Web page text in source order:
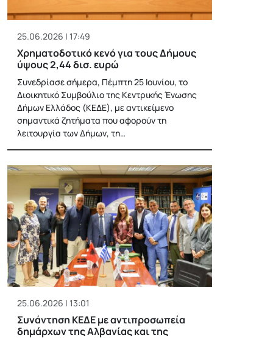
25.06.2026 | 17:49
Χρηματοδοτικό κενό για τους Δήμους
ύψους 2,44 δισ. ευρώ
Συνεδρίασε σήμερα, Πέμπτη 25 Ιουνίου, το
Διοικητικό Συμβούλιο της Κεντρικής Ένωσης
Δήμων Ελλάδος (ΚΕΔΕ), με αντικείμενο
σημαντικά ζητήματα που αφορούν τη
λειτουργία των Δήμων, τη…
25.06.2026 | 13:01
Συνάντηση ΚΕΔΕ με αντιπροσωπεία
δημάρχων της Αλβανίας και της